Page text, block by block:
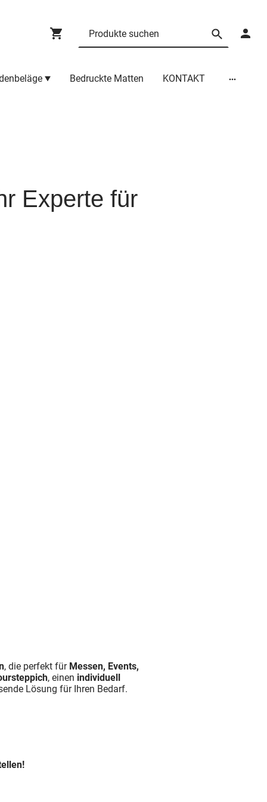
Bedruckte Matten KONTAKT
Experte für
, die perfekt für Messen, Events,
, einen individuell
Lösung für Ihren Bedarf.